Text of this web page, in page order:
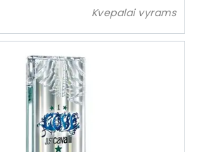
Kvepalai vyrams